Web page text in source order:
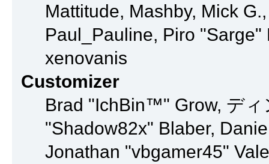
Mattitude, Mashby, Mick
Paul_Pauline, Piro
xenovanis
Customizer
Brad "IchBin™" Grow, ディ
"Shadow82x" Blaber,
Jonathan "vbgamer45"